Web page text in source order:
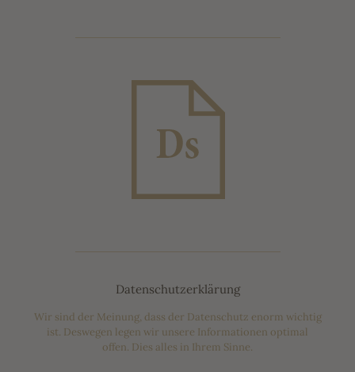
Datenschutzerklärung
Wir sind der Meinung, dass der Datenschutz enorm wichtig
ist. Deswegen legen wir unsere Informationen optimal
offen. Dies alles in Ihrem Sinne.